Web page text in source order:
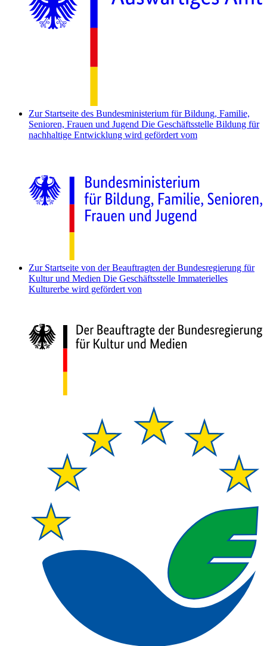
Zur Startseite des Bundesministerium für Bildung, Familie,
Senioren, Frauen und Jugend Die Geschäftsstelle Bildung für
nachhaltige Entwicklung wird gefördert vom
Zur Startseite von der Beauftragten der Bundesregierung für
Kultur und Medien Die Geschäftsstelle Immaterielles
Kulturerbe wird gefördert von